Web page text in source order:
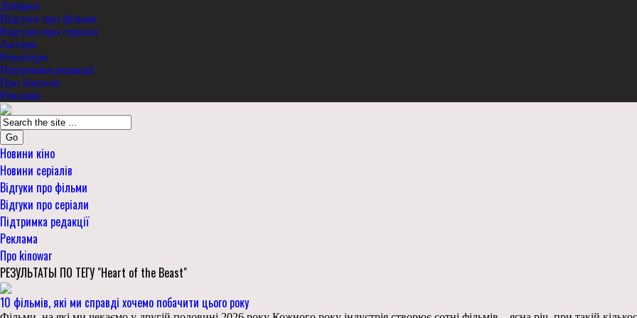
Добірки
Відгуки про фільми
Відгуки про серіали
Актори
Режисери
Підтримка редакції
Про kinowar
Реклама
Go
Новини кіно
Новини серіалів
Відгуки про фільми
Відгуки про серіали
Підтримка редакції
Реклама
Про kinowar
РЕЗУЛЬТАТЫ ПО ТЕГУ "Heart of the Beast"
10 фільмів, які ми справді хочемо побачити цього року